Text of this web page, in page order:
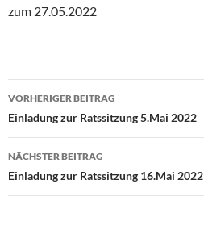
zum 27.05.2022
Beitragsnavigation
VORHERIGER BEITRAG
Einladung zur Ratssitzung 5.Mai 2022
NÄCHSTER BEITRAG
Einladung zur Ratssitzung 16.Mai 2022